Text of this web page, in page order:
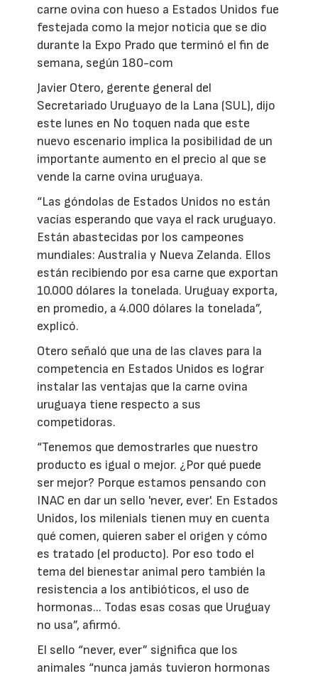
carne ovina con hueso a Estados Unidos fue
festejada como la mejor noticia que se dio
durante la Expo Prado que terminó el fin de
semana, según 180-com
Javier Otero, gerente general del
Secretariado Uruguayo de la Lana (SUL), dijo
este lunes en No toquen nada que este
nuevo escenario implica la posibilidad de un
importante aumento en el precio al que se
vende la carne ovina uruguaya.
“Las góndolas de Estados Unidos no están
vacías esperando que vaya el rack uruguayo.
Están abastecidas por los campeones
mundiales: Australia y Nueva Zelanda. Ellos
están recibiendo por esa carne que exportan
10.000 dólares la tonelada. Uruguay exporta,
en promedio, a 4.000 dólares la tonelada”,
explicó.
Otero señaló que una de las claves para la
competencia en Estados Unidos es lograr
instalar las ventajas que la carne ovina
uruguaya tiene respecto a sus
competidoras.
“Tenemos que demostrarles que nuestro
producto es igual o mejor. ¿Por qué puede
ser mejor? Porque estamos pensando con
INAC en dar un sello 'never, ever'. En Estados
Unidos, los milenials tienen muy en cuenta
qué comen, quieren saber el origen y cómo
es tratado (el producto). Por eso todo el
tema del bienestar animal pero también la
resistencia a los antibióticos, el uso de
hormonas... Todas esas cosas que Uruguay
no usa”, afirmó.
El sello “never, ever” significa que los
animales “nunca jamás tuvieron hormonas